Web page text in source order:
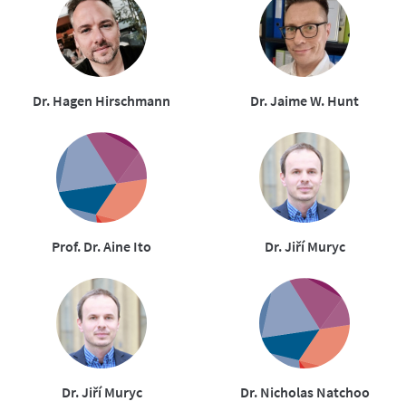
Dr. Hagen Hirschmann Dr. Jaime W. Hunt
Prof. Dr. Aine Ito Dr. Jiří Muryc
Dr. Jiří Muryc Dr. Nicholas Natchoo